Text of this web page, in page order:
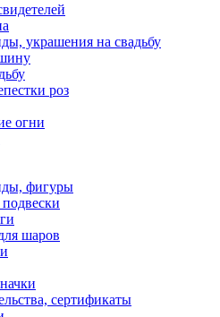
украшения на свадьбу
роз
огни
фигуры
шаров
сертификаты